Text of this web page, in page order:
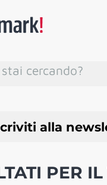
cercando?
alla
PER IL